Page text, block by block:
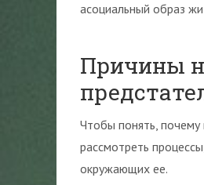
асоциальный образ
Причины
Чтобы понять,
рассмотреть
окружающих ее.